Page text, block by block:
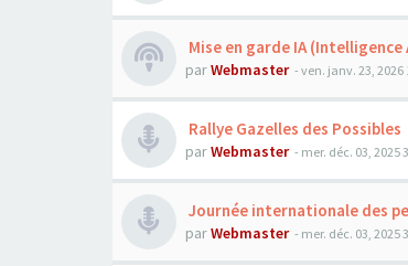
Mise en garde IA
parWebmaster - ven. janv. 23, 2026
Rallye Gazelles des Possibles
parWebmaster - mer. déc. 03, 2025
Journée internationale des
parWebmaster - mer. déc. 03, 2025